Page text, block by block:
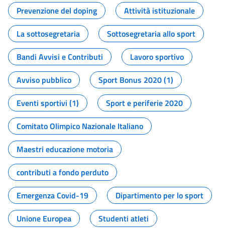
Prevenzione del doping
Attività istituzionale
La sottosegretaria
Sottosegretaria allo sport
Bandi Avvisi e Contributi
Lavoro sportivo
Avviso pubblico
Sport Bonus 2020 (1)
Eventi sportivi (1)
Sport e periferie 2020
Comitato Olimpico Nazionale Italiano
Maestri educazione motoria
contributi a fondo perduto
Emergenza Covid-19
Dipartimento per lo sport
Unione Europea
Studenti atleti